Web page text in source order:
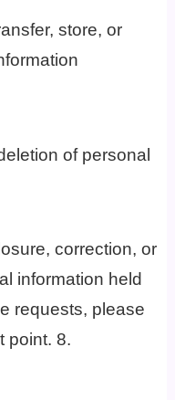
store, or
of personal
correction, or
information held
requests, please
point. 8.